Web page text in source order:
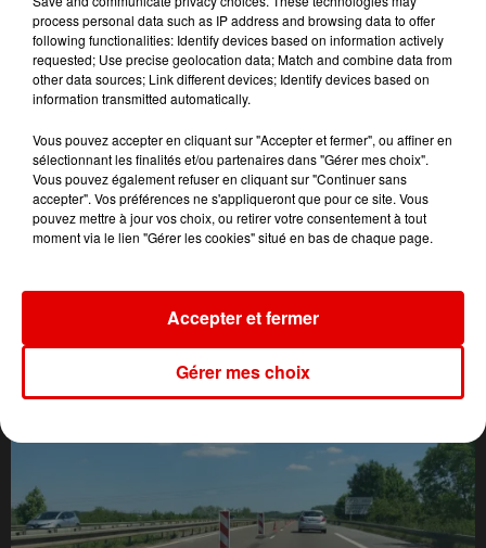
L'ACTU DES ARDENNES
process personal data such as IP address and browsing data to offer
following functionalities: Identify devices based on information actively
requested; Use precise geolocation data; Match and combine data from
other data sources; Link different devices; Identify devices based on
information transmitted automatically.
Vous pouvez accepter en cliquant sur "Accepter et fermer", ou affiner en
sélectionnant les finalités et/ou partenaires dans "Gérer mes choix".
Vous pouvez également refuser en cliquant sur "Continuer sans
accepter". Vos préférences ne s'appliqueront que pour ce site. Vous
pouvez mettre à jour vos choix, ou retirer votre consentement à tout
moment via le lien "Gérer les cookies" situé en bas de chaque page.
Gérer mes choix
Accepter et fermer